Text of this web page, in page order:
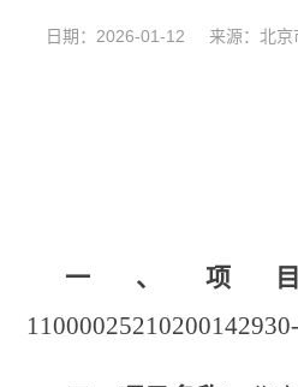
日期：2026-01-12 来源：北京
一、项